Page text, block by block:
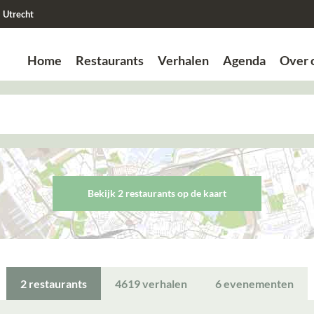
Bekijk 2 restaurantsop de kaart
2 restaurants 4619verhalen 6evenementen
Utrecht
Home Restaurants Verhalen Agenda Over
Zoek